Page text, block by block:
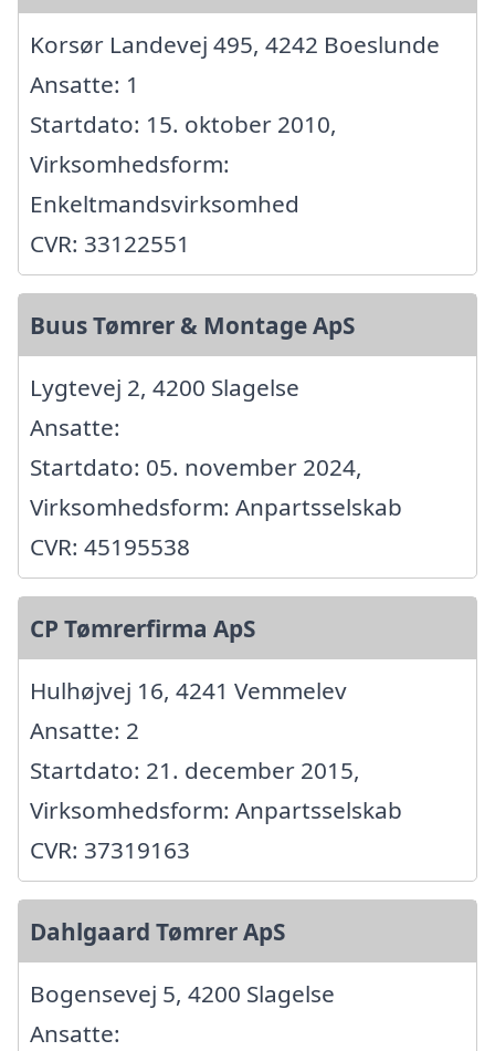
Korsør Landevej 495, 4242 Boeslunde
Ansatte: 1
Startdato: 15. oktober 2010,
Virksomhedsform:
Enkeltmandsvirksomhed
CVR: 33122551
Buus Tømrer & Montage ApS
Lygtevej 2, 4200 Slagelse
Ansatte:
Startdato: 05. november 2024,
Virksomhedsform: Anpartsselskab
CVR: 45195538
CP Tømrerfirma ApS
Hulhøjvej 16, 4241 Vemmelev
Ansatte: 2
Startdato: 21. december 2015,
Virksomhedsform: Anpartsselskab
CVR: 37319163
Dahlgaard Tømrer ApS
Bogensevej 5, 4200 Slagelse
Ansatte: